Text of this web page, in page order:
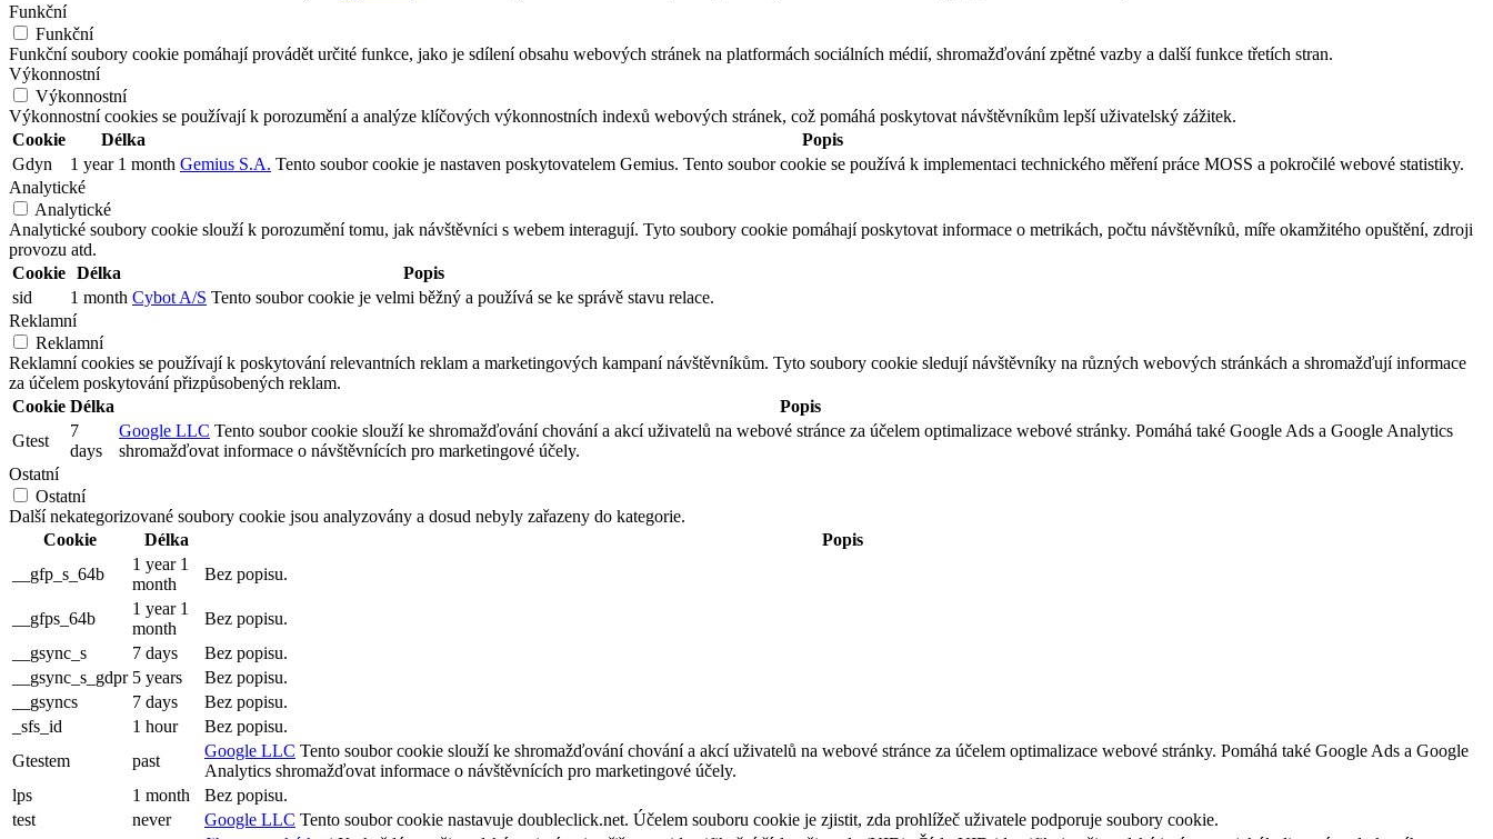
Funkční
Funkční
Funkční soubory cookie pomáhají provádět určité funkce, jako je sdílení obsahu webových stránek na platformách sociálních médií, shromažďování zpětné vazby a další funkce třetích stran.
Výkonnostní
Výkonnostní
Výkonnostní cookies se používají k porozumění a analýze klíčových výkonnostních indexů webových stránek, což pomáhá poskytovat návštěvníkům lepší uživatelský zážitek.
Cookie
Délka
Popis
Gdyn
1 year 1 month Gemius S.A. Tento soubor cookie je nastaven poskytovatelem Gemius. Tento soubor cookie se používá k implementaci technického měření práce MOSS a pokročilé webové statistiky.
Analytické
Analytické
Analytické soubory cookie slouží k porozumění tomu, jak návštěvníci s webem interagují. Tyto soubory cookie pomáhají poskytovat informace o metrikách, počtu návštěvníků, míře okamžitého opuštění, zdroji
provozu atd.
Cookie Délka
Popis
sid
1 month Cybot A/S Tento soubor cookie je velmi běžný a používá se ke správě stavu relace.
Reklamní
Reklamní
Reklamní cookies se používají k poskytování relevantních reklam a marketingových kampaní návštěvníkům. Tyto soubory cookie sledují návštěvníky na různých webových stránkách a shromažďují informace
za účelem poskytování přizpůsobených reklam.
Cookie Délka
Popis
Gtest
7
days
Google LLC Tento soubor cookie slouží ke shromažďování chování a akcí uživatelů na webové stránce za účelem optimalizace webové stránky. Pomáhá také Google Ads a Google Analytics
shromažďovat informace o návštěvnících pro marketingové účely.
Ostatní
Ostatní
Další nekategorizované soubory cookie jsou analyzovány a dosud nebyly zařazeny do kategorie.
Cookie
Délka
Popis
__gfp_s_64b
1 year 1
month
Bez popisu.
__gfps_64b
1 year 1
month
Bez popisu.
__gsync_s
7 days
Bez popisu.
__gsync_s_gdpr 5 years
Bez popisu.
__gsyncs
7 days
Bez popisu.
_sfs_id
1 hour
Bez popisu.
Gtestem
past
Google LLC Tento soubor cookie slouží ke shromažďování chování a akcí uživatelů na webové stránce za účelem optimalizace webové stránky. Pomáhá také Google Ads a Google
Analytics shromažďovat informace o návštěvnících pro marketingové účely.
lps
1 month
Bez popisu.
test
never Google LLC Tento soubor cookie nastavuje doubleclick.net. Účelem souboru cookie je zjistit, zda prohlížeč uživatele podporuje soubory cookie.